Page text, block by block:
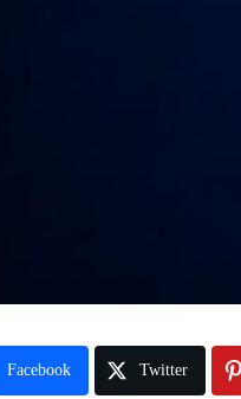
Facebook Twitter